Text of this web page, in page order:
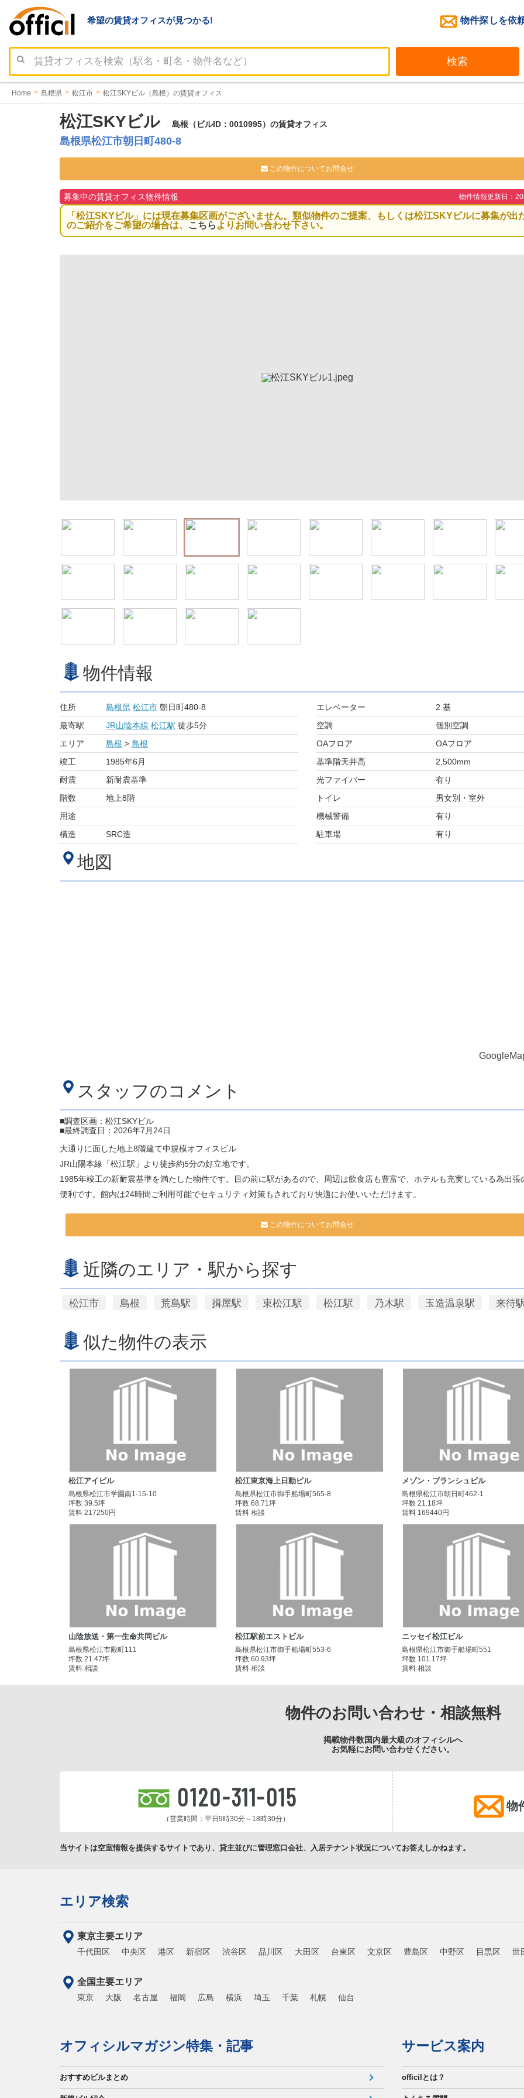
希望の賃貸オフィスが見つかる! 物件探しを依
検索
Home 島根県 松江市 松江SKYビル（島根）の賃貸オフィス
松江SKYビル 島根（ビルID：0010995）の賃貸オフィス
島根県松江市朝日町480-8
この物件についてお問合せ
募集中の賃貸オフィス物件情報 物件情報更新日：
「松江SKYビル」には現在募集区画がございません。類似物件のご提案、もしくは松江SKYビルに募集が出
のご紹介をご希望の場合は、
こちら よりお問い合わせ下さい。
物件情報
住所 島根県 松江市 朝日町480-8
最寄駅
JR山陰本線 松江駅 徒歩5分
エリア
島根 > 島根
竣工
1985年6月
耐震
新耐震基準
階数
地上8階
用途
構造
SRC造
エレベーター
2 基
空調
個別空調
OAフロア
OAフロア
基準階天井高
2,500mm
光ファイバー
有り
トイレ
男女別・室外
機械警備
有り
駐車場
有り
地図
スタッフのコメント
■調査区画：松江SKYビル
■最終調査日：2026年7月24日
大通りに面した地上8階建て中規模オフィスビル
JR山陽本線「松江駅」より徒歩約5分の好立地です。
1985年竣工の新耐震基準を満たした物件です。目の前に駅があるので、周辺は飲食店も豊富で、ホテルも充実している為出張
便利です。館内は24時間ご利用可能でセキュリティ対策もされており快適にお使いいただけます。
この物件についてお問合せ
近隣のエリア・駅から探す
松江市 島根 荒島駅 揖屋駅 東松江駅 松江駅 乃木駅 玉造温泉駅 来待
似た物件の表示
松江アイビル
島根県松江市学園南1-15-10
坪数 39.5坪
賃料 217250円
松江東京海上日動ビル
島根県松江市御手船場町565-8
坪数 68.71坪
賃料 相談
メゾン・ブランシュビル
島根県松江市朝日町462-1
坪数 21.18坪
賃料 169440円
山陰放送・第一生命共同ビル
島根県松江市殿町111
坪数 21.47坪
賃料 相談
松江駅前エストビル
島根県松江市御手船場町553-6
坪数 60.93坪
賃料 相談
ニッセイ松江ビル
島根県松江市御手船場町551
坪数 101.17坪
賃料 相談
物件のお問い合わせ・相談無料
掲載物件数国内最大級のオフィシルへ
お気軽にお問い合わせください。
0120-311-015
（営業時間：平日9時30分～18時30分）
物
当サイトは空室情報を提供するサイトであり、貸主並びに管理窓口会社、入居テナント状況についてお答えしかねます。
エリア検索
東京主要エリア
千代田区 中央区 港区 新宿区 渋谷区 品川区 大田区 台東区 文京区 豊島区 中野区 目黒区 世
全国主要エリア
東京 大阪 名古屋 福岡 広島 横浜 埼玉 千葉 札幌 仙台
オフィシルマガジン特集・記事
おすすめビルまとめ
サービス案内
officilとは？